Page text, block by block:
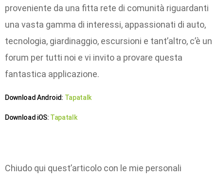
proveniente da una fitta rete di comunità riguardanti
una vasta gamma di interessi, appassionati di auto,
tecnologia, giardinaggio, escursioni e tant’altro, c’è un
forum per tutti noi e vi invito a provare questa
fantastica applicazione.
Download Android: Tapatalk
Download iOS: Tapatalk
Chiudo qui quest’articolo con le mie personali